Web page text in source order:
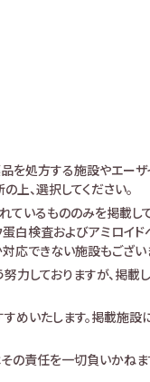
を処方する施設やエー
上、選択してください。
いるもののみを掲載し
白検査およびアミロイ
応できない施設もござい
力しておりますが、掲
めいたします。掲載施
の責任を一切負いかねま